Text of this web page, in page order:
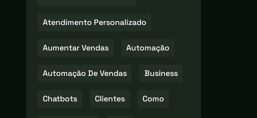
Atendimento Personalizado
Aumentar Vendas Automação
Automação De Vendas Business
Chatbots Clientes Como